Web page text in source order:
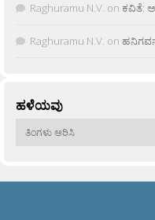
Raghuramu N.V. on ಕವಿತೆ:
Raghuramu N.V. on
ಹಳೆಯವು
ಹಳೆಯವು